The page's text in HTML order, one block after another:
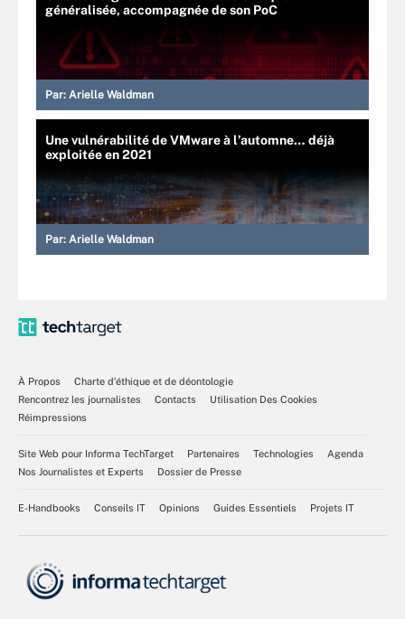
généralisée, accompagnée de son PoC
Par: Arielle Waldman
Une vulnérabilité de VMware à l’automne… déjà
exploitée en 2021
Par: Arielle Waldman
À Propos
Charte d’éthique et de déontologie
Rencontrez les journalistes
Contacts
Utilisation Des Cookies
Réimpressions
Site Web pour Informa TechTarget Partenaires Technologies
Agenda
Nos Journalistes et Experts
Dossier de Presse
E-Handbooks Conseils IT Opinions Guides Essentiels Projets IT